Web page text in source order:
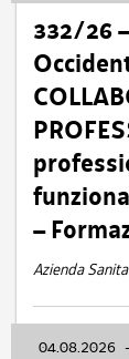
332/26
–
Azienda
04.08.2026 -